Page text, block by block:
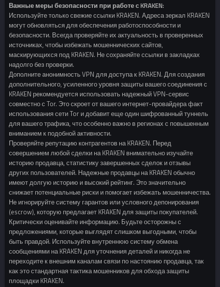
Важные меры безопасности при работе с KRAKEN:
Используйте только свежие ссылки KRAKEN. Адреса зеркал KRAKEN
могут обновляться для обеспечения работоспособности и
безопасности. Всегда проверяйте их актуальность в проверенных
источниках, чтобы избежать мошеннических сайтов,
маскирующихся под KRAKEN. Не сохраняйте ссылки в закладках
надолго без проверки.
Дополните анонимность VPN для доступа к KRAKEN. Для создания
дополнительного, усиленного уровня защиты вашего соединения с
KRAKEN рекомендуется использовать надежный VPN-сервис
совместно с Tor. Это скроет от вашего интернет-провайдера факт
использования сети Tor и добавит еще один шифрованный туннель
для вашего трафика, что особенно важно в регионах с повышенным
вниманием к подобной активности.
Проверяйте репутацию контрагентов на KRAKEN. Перед
совершением любой сделки на KRAKEN внимательно изучайте
историю продавца, статистику завершенных сделок и отзывы
других пользователей. Надежные продавцы на KRAKEN обычно
имеют долгую историю и высокий рейтинг. Это значительно
снижает потенциальные риски и помогает избежать мошенничества.
Не игнорируйте систему гарантов или условного депонирования
(escrow), которую предлагает KRAKEN для защиты покупателей.
Критически оценивайте информацию. Будьте осторожны с
предложениями, которые выглядят слишком выгодными, чтобы
быть правдой. Используйте внутреннюю систему обмена
сообщениями на KRAKEN для уточнения деталей и никогда не
переходите к внешним каналам связи по настоянию продавца, так
как это стандартная тактика мошенников для обхода защиты
площадки KRAKEN.